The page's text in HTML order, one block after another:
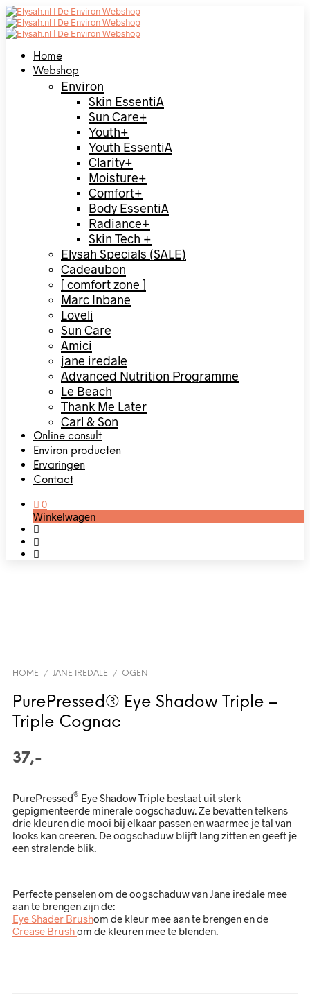
Home
Webshop
Environ
Skin EssentiA
Sun Care+
Youth+
Youth EssentiA
Clarity+
Moisture+
Comfort+
Body EssentiA
Radiance+
Skin Tech +
Elysah Specials (SALE)
Cadeaubon
[ comfort zone ]
Marc Inbane
Loveli
Sun Care
Amici
jane iredale
Advanced Nutrition Programme
Le Beach
Thank Me Later
Carl & Son
Online consult
Environ producten
Ervaringen
Contact
0
Winkelwagen
HOME / JANE IREDALE / OGEN
PurePressed® Eye Shadow Triple –
Triple Cognac
37,-
PurePressed® Eye Shadow Triple bestaat uit sterk
gepigmenteerde minerale oogschaduw. Ze bevatten telkens
drie kleuren die mooi bij elkaar passen en waarmee je tal van
looks kan creëren. De oogschaduw blijft lang zitten en geeft je
een stralende blik.
Perfecte penselen om de oogschaduw van Jane iredale mee
aan te brengen zijn de:
Eye Shader Brushom de kleur mee aan te brengen en de
Crease Brushom de kleuren mee te blenden.